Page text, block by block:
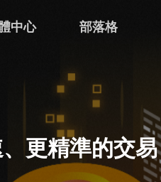
中心 部落格
更精準的交易